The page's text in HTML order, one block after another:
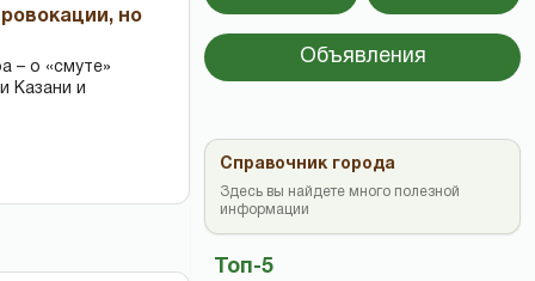
но
– о «смуте»
Казани и
Объявления
Топ-5
Справочник города
Здесь вы найдете много полезной
информации